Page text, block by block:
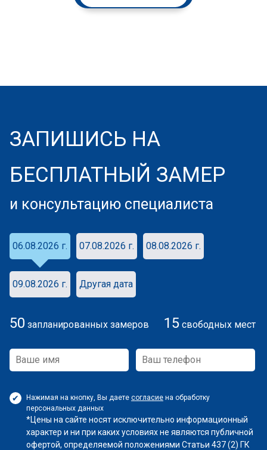
ЗАПИШИСЬ НА
БЕСПЛАТНЫЙ ЗАМЕР
и консультацию специалиста
06.08.2026 г. 07.08.2026 г. 08.08.2026 г.
09.08.2026 г. Другая дата
50 запланированных замеров 15 свободных мест
Нажимая на кнопку, Вы даете согласие на обработку
персональных данных
*Цены на сайте носят исключительно информационный
характер и ни при каких условиях не являются публичной
офертой, определяемой положениями Статьи 437 (2) ГК